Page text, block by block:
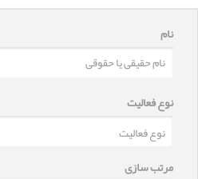
نام
نوع فعالیت
مرتب سازی